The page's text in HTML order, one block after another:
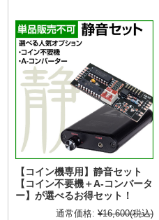
【コイン機専用】静音セット
【コイン不要機＋A-コンバータ
ー】が選べるお得セット！
通常価格: ¥16,600(税込)